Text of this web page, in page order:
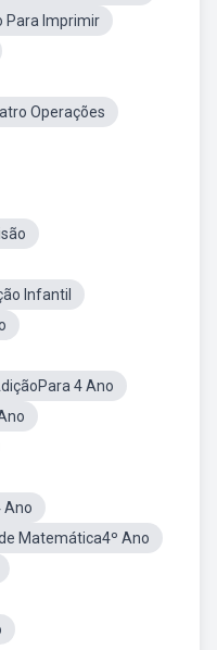
Para Imprimir
Operações
Infantil
4 Ano
Ano
Matemática4º Ano